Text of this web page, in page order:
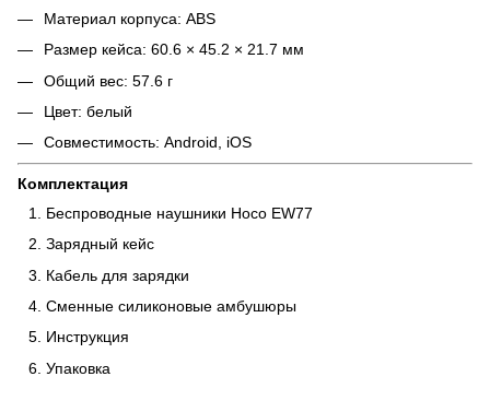
Материал корпуса: ABS
Размер кейса: 60.6 × 45.2 × 21.7 мм
Общий вес: 57.6 г
Цвет: белый
Совместимость: Android, iOS
Комплектация
Беспроводные наушники Hoco EW77
Зарядный кейс
Кабель для зарядки
Сменные силиконовые амбушюры
Инструкция
Упаковка